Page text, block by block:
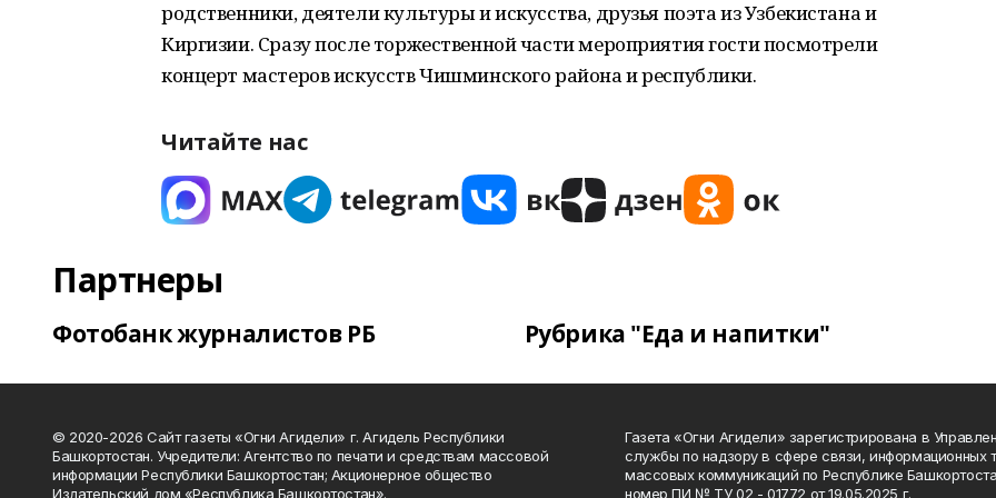
родственники, деятели культуры и искусства, друзья поэта из Узбекистана и
Киргизии. Сразу после торжественной части мероприятия гости посмотрели
концерт мастеров искусств Чишминского района и республики.
Читайте нас
Партнеры
Фотобанк журналистов РБ Рубрика "Еда и напитки"
© 2020-2026 Сайт газеты «Огни Агидели» г. Агидель Республики
Башкортостан. Учредители: Агентство по печати и средствам массовой
информации Республики Башкортостан; Акционерное общество
Издательский дом «Республика Башкортостан».
Газета «Огни Агидели» зарегистрирована в
службы по надзору в сфере связи, информационных
массовых коммуникаций по Республике
номер ПИ № ТУ 02 - 01772 от 19.05.2025 г.